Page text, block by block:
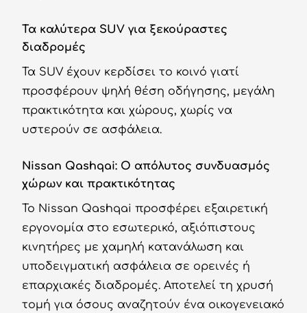
Τα καλύτερα SUV για ξεκούραστες
διαδρομές
Τα SUV έχουν κερδίσει το κοινό γιατί
προσφέρουν ψηλή θέση οδήγησης, μεγάλη
πρακτικότητα και χώρους, χωρίς να
υστερούν σε ασφάλεια.
Nissan Qashqai: Ο απόλυτος συνδυασμός
χώρων και πρακτικότητας
Το Nissan Qashqai προσφέρει εξαιρετική
εργονομία στο εσωτερικό, αξιόπιστους
κινητήρες με χαμηλή κατανάλωση και
υποδειγματική ασφάλεια σε ορεινές ή
επαρχιακές διαδρομές. Αποτελεί τη χρυσή
τομή για όσους αναζητούν ένα οικογενειακό